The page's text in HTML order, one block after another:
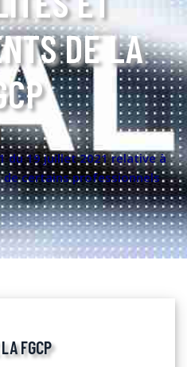
DE LA
du 19 juillet 2021 relative à
certains professionnels
FGCP